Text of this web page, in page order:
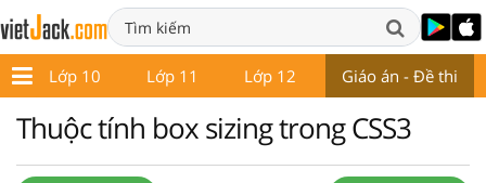
Lớp 10 Lớp 11 Lớp 12 Giáo án - Đề thi
Thuộc tính box sizing trong CSS3